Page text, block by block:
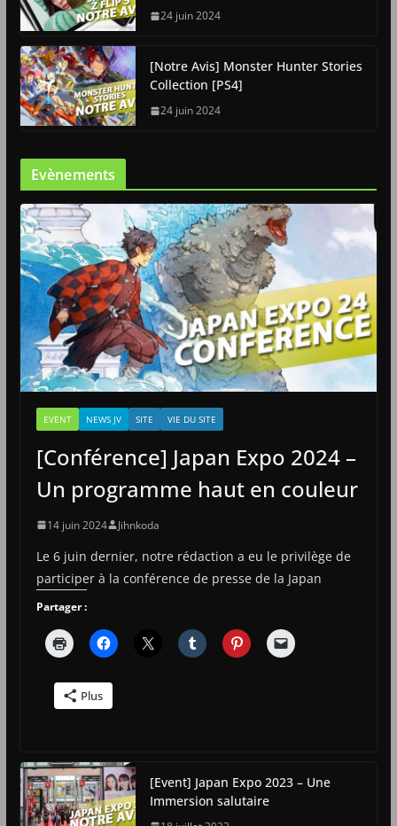
24 juin 2024
[Notre Avis] Monster Hunter Stories
Collection [PS4]
24 juin 2024
Evènements
EVENT NEWS JV SITE VIE DU SITE
[Conférence] Japan Expo 2024 –
Un programme haut en couleur
14 juin 2024 Jihnkoda
Le 6 juin dernier, notre rédaction a eu le privilège de
participer à la conférence de presse de la Japan
Partager :
Plus
[Event] Japan Expo 2023 – Une
Immersion salutaire